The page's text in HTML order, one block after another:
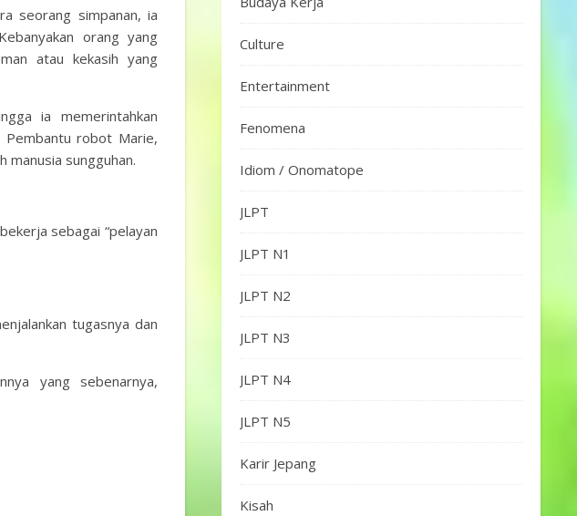
seorang simpanan, ia
orang yang
atau kekasih yang
ia memerintahkan
Pembantu robot Marie,
manusia sungguhan.
sebagai “pelayan
tugasnya dan
yang sebenarnya,
Culture
Entertainment
Fenomena
Idiom / Onomatope
JLPT
JLPT N1
JLPT N2
JLPT N3
JLPT N4
JLPT N5
Karir Jepang
Kisah